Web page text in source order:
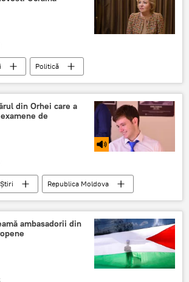
Politică
Kiev
RIA Novosti Ucraina
SBU
incalcare
din Orhei care a
de
Știri
Republica Moldova
Orhei
chisinau
BAC
examen
ambasadorii din